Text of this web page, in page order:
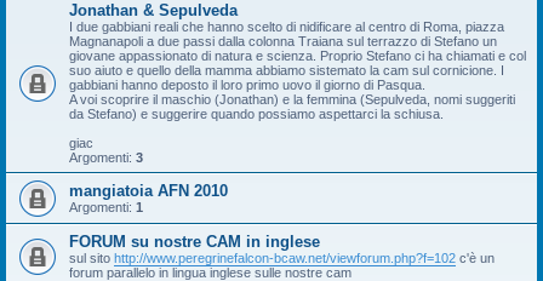
Jonathan & Sepulveda
I due gabbiani reali che hanno scelto di nidificare al centro di Roma, piazza
Magnanapoli a due passi dalla colonna Traiana sul terrazzo di Stefano un
giovane appassionato di natura e scienza. Proprio Stefano ci ha chiamati e col
suo aiuto e quello della mamma abbiamo sistemato la cam sul cornicione. I
gabbiani hanno deposto il loro primo uovo il giorno di Pasqua.
A voi scoprire il maschio (Jonathan) e la femmina (Sepulveda, nomi suggeriti
da Stefano) e suggerire quando possiamo aspettarci la schiusa.
giac
Argomenti: 3
mangiatoia AFN 2010
Argomenti: 1
FORUM su nostre CAM in inglese
sul sito http://www.peregrinefalcon-bcaw.net/viewforum.php?f=102 c'è un
forum parallelo in lingua inglese sulle nostre cam